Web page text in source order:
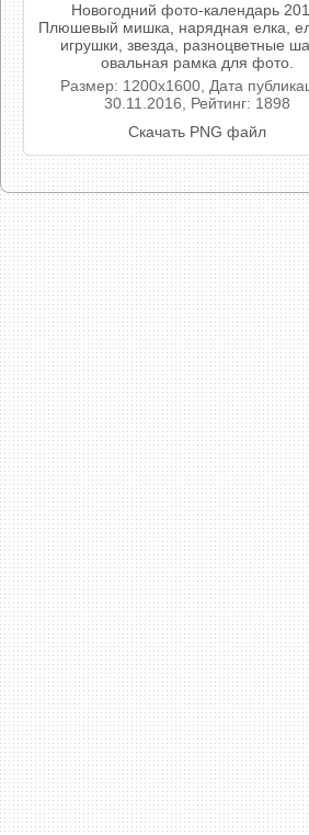
Новогодний фото-календарь
Плюшевый мишка, нарядная елка,
игрушки, звезда, разноцветные
овальная рамка для фото.
Размер: 1200x1600, Дата
30.11.2016, Рейтинг: 1898
Скачать PNG файл